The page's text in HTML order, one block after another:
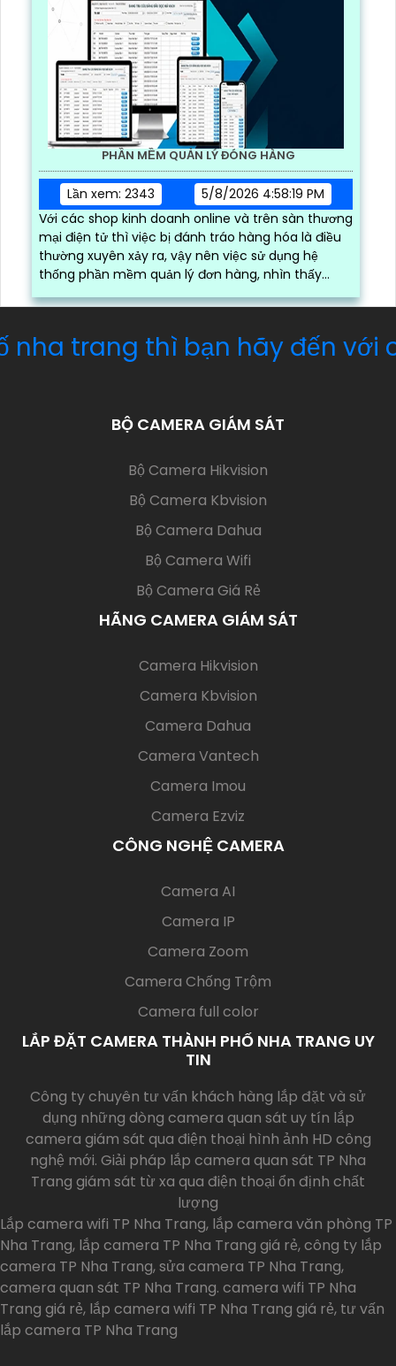
PHẦN MỀM QUẢN LÝ ĐÓNG HÀNG
Lần xem: 2343
5/8/2026 4:58:19 PM
Với các shop kinh doanh online và trên sàn thương
mại điện tử thì việc bị đánh tráo hàng hóa là điều
thường xuyên xảy ra, vậy nên việc sử dụng hệ
thống phần mềm quản lý đơn hàng, nhìn thấy
là quy trình đóng gói cũng được ghi lại một cách
BỘ CAMERA GIÁM SÁT
Bộ Camera Hikvision
Bộ Camera Kbvision
Bộ Camera Dahua
Bộ Camera Wifi
Bộ Camera Giá Rẻ
HÃNG CAMERA GIÁM SÁT
Camera Hikvision(current)
Camera Kbvision
Camera Dahua
Camera Vantech
Camera Imou
Camera Ezviz
CÔNG NGHỆ CAMERA
Camera AI
Camera IP
Camera Zoom
Camera Chống Trộm
Camera full color
LẮP ĐẶT CAMERA THÀNH PHỐ NHA TRANG UY
TIN
Công ty chuyên tư vấn khách hàng lắp đặt và sử
dụng những dòng camera quan sát uy tín lắp
camera giám sát qua điện thoại hình ảnh HD công
nghệ mới. Giải pháp lắp camera quan sát TP Nha
Trang giám sát từ xa qua điện thoại ổn định chất
lượng
Lắp camera wifi TP Nha Trang, lắp camera văn phòng TP
Nha Trang, lắp camera TP Nha Trang giá rẻ, công ty lắp
camera TP Nha Trang, sửa camera TP Nha Trang,
camera quan sát TP Nha Trang. camera wifi TP Nha
Trang giá rẻ, lắp camera wifi TP Nha Trang giá rẻ, tư vấn
lắp camera TP Nha Trang